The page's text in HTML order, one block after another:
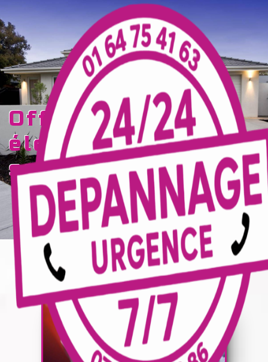
offre d'emploi
électricien Ferté-
sous-Jouarre
TECELEC
Panneau de gestion des cookies